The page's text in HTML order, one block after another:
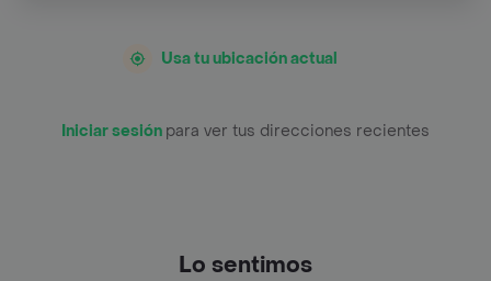
Usa tu ubicación actual
Iniciar sesión para ver tus direcciones recientes
Lo sentimos